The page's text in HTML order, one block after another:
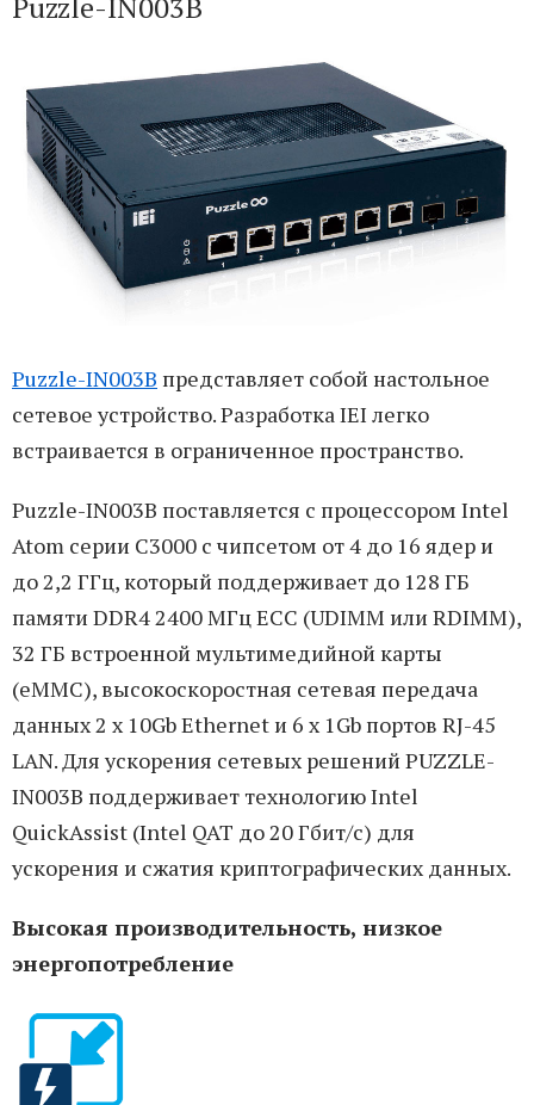
Puzzle-IN003B представляет собой настольное
сетевое устройство. Разработка IEI легко
встраивается в ограниченное пространство.
Puzzle-IN003B поставляется с процессором Intel
Atom серии C3000 с чипсетом от 4 до 16 ядер и
до 2,2 ГГц, который поддерживает до 128 ГБ
памяти DDR4 2400 МГц ECC (UDIMM или RDIMM),
32 ГБ встроенной мультимедийной карты
(eMMC), высокоскоростная сетевая передача
данных 2 x 10Gb Ethernet и 6 x 1Gb портов RJ-45
LAN. Для ускорения сетевых решений PUZZLE-
IN003B поддерживает технологию Intel
QuickAssist (Intel QAT до 20 Гбит/с) для
ускорения и сжатия криптографических данных.
Высокая производительность, низкое
энергопотребление